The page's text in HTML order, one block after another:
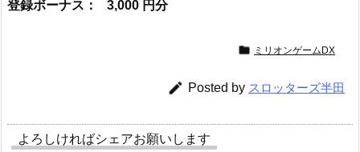
登録ボーナス： 3,000 円分
 ミリオンゲームDX
 Posted by スロッターズ半田
よろしければシェアお願いします